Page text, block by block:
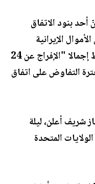
أحد بنود الاتفاق
من الأموال الإيرانية
المجمّدة بعد توقيع النص الذي يلحظ إجمالا "الإفراج عن 24
التفاوض على اتفاق
شريف أعلن، ليلة
المتحدة